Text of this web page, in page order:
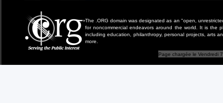
The .ORG domain was designated as an "open,
for noncommercial endeavors around the world. It is the
including education, philanthropy, personal projects, arts
more.
Page chargée le Vendredi